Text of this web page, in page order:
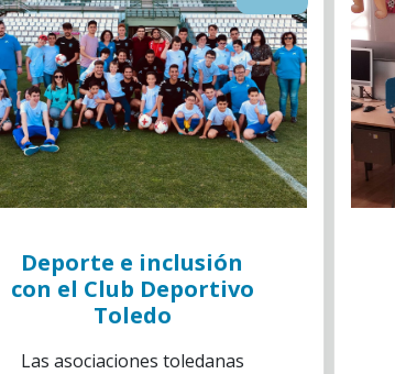
Deporte e inclusión
con el Club Deportivo
Toledo
Las asociaciones toledanas